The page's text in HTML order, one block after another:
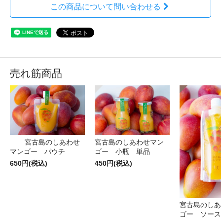
この商品について問い合わせる
売れ筋商品
宮古島のしあわせ
マンゴー パウチ
650円(税込)
宮古島のしあわせマン
ゴー 小瓶 単品
450円(税込)
宮古島のし
ゴー ソー